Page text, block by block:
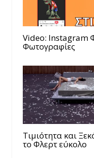
Video: Instagram
Φωτογραφίες
Τιμιότητα και
το Φλερτ εύκολο